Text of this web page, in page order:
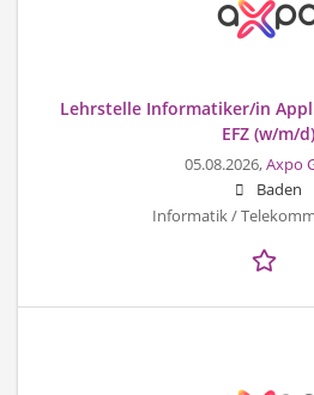
Lehrstelle Informatiker/in
EFZ (w/m/d)
05.08.2026,Axpo
Baden
Informatik /